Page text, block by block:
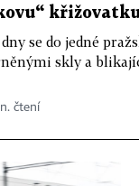
se do jedné
skly a
čtení